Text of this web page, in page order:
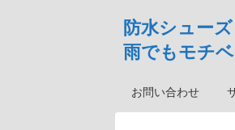
防水シュー
雨でもモチ
お問い合わせ